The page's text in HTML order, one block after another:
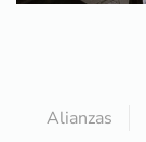
Alianzas